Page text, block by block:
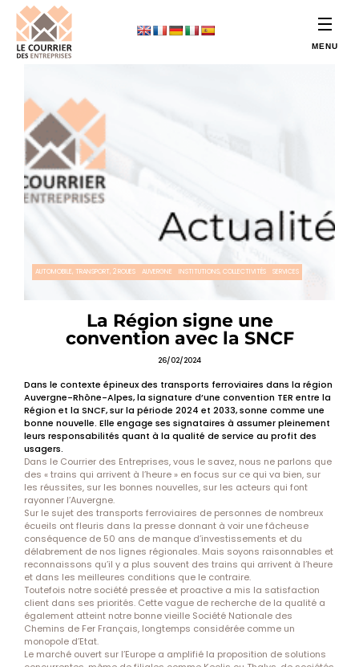
AUTOMOBILE, TRANSPORT, 2 ROUES AUVERGNE INSTITUTIONS, COLLECTIVITÉS SERVICES
La Région signe une
convention avec la SNCF
26/02/2024
Dans le contexte épineux des transports ferroviaires dans la région
Auvergne-Rhône-Alpes, la signature d’une convention TER entre la
Région et la SNCF, sur la période 2024 et 2033, sonne comme une
bonne nouvelle. Elle engage ses signataires à assumer pleinement
leurs responsabilités quant à la qualité de service au profit des
usagers.
Dans le Courrier des Entreprises, vous le savez, nous ne parlons que
des « trains qui arrivent à l’heure » en focus sur ce qui va bien, sur
les réussites, sur les bonnes nouvelles, sur les acteurs qui font
rayonner l’Auvergne.
Sur le sujet des transports ferroviaires de personnes de nombreux
écueils ont fleuris dans la presse donnant à voir une fâcheuse
conséquence de 50 ans de manque d’investissements et du
délabrement de nos lignes régionales. Mais soyons raisonnables et
reconnaissons qu’il y a plus souvent des trains qui arrivent à l’heure
et dans les meilleures conditions que le contraire.
Toutefois notre société pressée et proactive a mis la satisfaction
client dans ses priorités. Cette vague de recherche de la qualité a
également atteint notre bonne vieille Société Nationale des
Chemins de Fer Français, longtemps considérée comme un
monopole d’Etat.
Le marché ouvert sur l’Europe a amplifié la proposition de solutions